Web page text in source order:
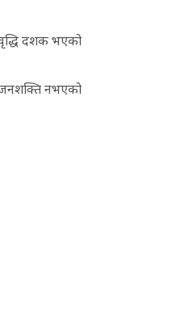
वृद्धि दशक भएको
जनशक्ति नभएको